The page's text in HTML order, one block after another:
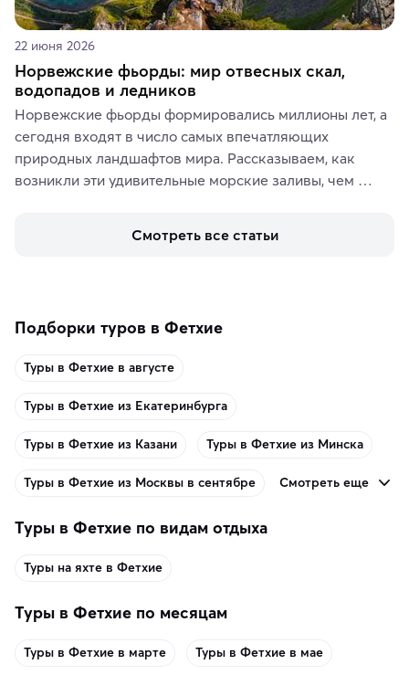
22 июня 2026
Норвежские фьорды: мир отвесных скал,
водопадов и ледников
Норвежские фьорды формировались миллионы лет, а
сегодня входят в число самых впечатляющих
природных ландшафтов мира. Рассказываем, как
возникли эти удивительные морские заливы, чем
включить в маршрут по Норвегии.
Смотреть все статьи
Подборки туров в Фетхие
Туры в Фетхие в августе
Туры в Фетхие из Екатеринбурга
Туры в Фетхие из Казани Туры в Фетхие из Минска
Туры в Фетхие из Москвы в сентябре Смотреть еще
Туры в Фетхие по видам отдыха
Туры на яхте в Фетхие
Туры в Фетхие по месяцам
Туры в Фетхие в марте Туры в Фетхие в мае